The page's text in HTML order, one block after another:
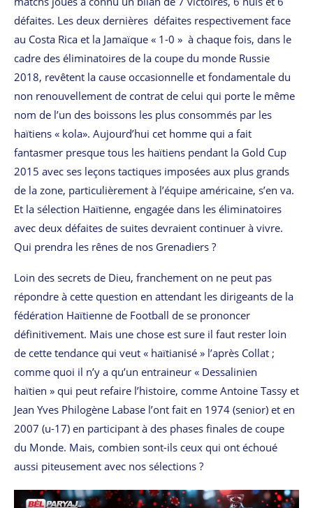
défaites. Les deux dernières défaites respectivement face
au Costa Rica et la Jamaïque « 1-0 » à chaque fois, dans le
cadre des éliminatoires de la coupe du monde Russie
2018, revêtent la cause occasionnelle et fondamentale du
non renouvellement de contrat de celui qui porte le même
nom de l’un des boissons les plus consommés par les
haïtiens « kola». Aujourd’hui cet homme qui a fait
fantasmer presque tous les haïtiens pendant la Gold Cup
2015 avec ses leçons tactiques imposées aux plus grands
de la zone, particulièrement à l’équipe américaine, s’en va.
Et la sélection Haïtienne, engagée dans les éliminatoires
avec deux défaites de suites devraient continuer à vivre.
Qui prendra les rênes de nos Grenadiers ?
Loin des secrets de Dieu, franchement on ne peut pas
répondre à cette question en attendant les dirigeants de la
fédération Haïtienne de Football de se prononcer
définitivement. Mais une chose est sure il faut rester loin
de cette tendance qui veut « haïtianisé » l’après Collat ;
comme quoi il n’y a qu’un entraineur « Dessalinien
haïtien » qui peut refaire l’histoire, comme Antoine Tassy et
Jean Yves Philogène Labase l’ont fait en 1974 (senior) et en
2007 (u-17) en participant à des phases finales de coupe
du Monde. Mais, combien sont-ils ceux qui ont échoué
aussi piteusement avec nos sélections ?